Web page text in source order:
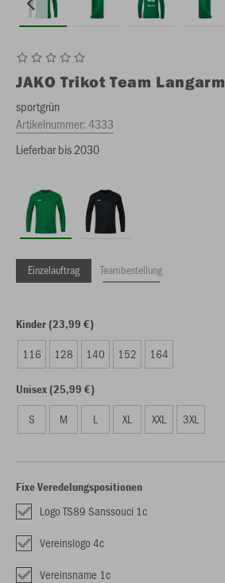
JAKO Trikot Team Langarm
sportgrün
Artikelnummer:4333
Lieferbar bis 2030
Einzelauftrag Teambestellung
Kinder (23,99 €)
116 128 140 152 164
Unisex (25,99 €)
S M L XL XXL 3XL
Fixe Veredelungspositionen
Logo TS89 Sanssouci 1c
Vereinslogo 4c
Vereinsname 1c